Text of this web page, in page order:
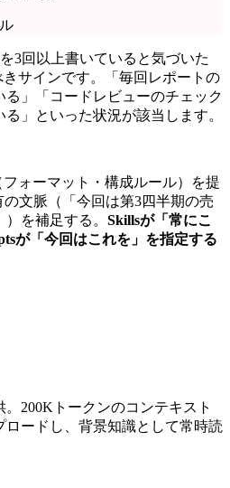
3回以上書いていると気づいた
サインです。「毎回レポートの
」「コードレビューのチェック
」といった状況が該当します。
ォーマット・構成ルール）を提
文脈（「今回は第3四半期の売
を補足する。 Skillsが「常にこ
が「今回はこれを」を指定する
。200Kトークンのコンテキスト
ロードし、背景知識として常時読